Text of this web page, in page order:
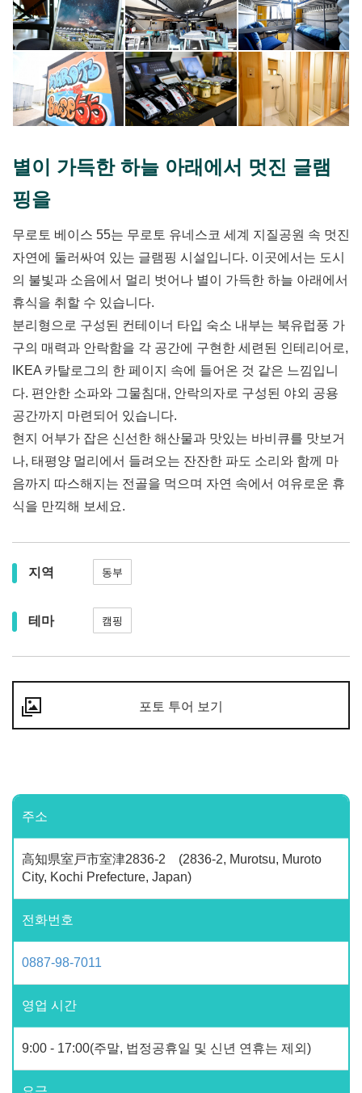
별이 가득한 하늘 아래에서 멋진 글램
핑을
무로토 베이스 55는 무로토 유네스코 세계 지질공원 속 멋진
자연에 둘러싸여 있는 글램핑 시설입니다. 이곳에서는 도시
의 불빛과 소음에서 멀리 벗어나 별이 가득한 하늘 아래에서
휴식을 취할 수 있습니다.
분리형으로 구성된 컨테이너 타입 숙소 내부는 북유럽풍 가
구의 매력과 안락함을 각 공간에 구현한 세련된 인테리어로,
IKEA 카탈로그의 한 페이지 속에 들어온 것 같은 느낌입니
다. 편안한 소파와 그물침대, 안락의자로 구성된 야외 공용
공간까지 마련되어 있습니다.
현지 어부가 잡은 신선한 해산물과 맛있는 바비큐를 맛보거
나, 태평양 멀리에서 들려오는 잔잔한 파도 소리와 함께 마
음까지 따스해지는 전골을 먹으며 자연 속에서 여유로운 휴
식을 만끽해 보세요.
지역 동부
테마 캠핑
포토 투어 보기
주소
高知県室戸市室津2836-2 (2836-2, Murotsu, Muroto
City, Kochi Prefecture, Japan)
전화번호
0887-98-7011
영업 시간
9:00 - 17:00(주말, 법정공휴일 및 신년 연휴는 제외)